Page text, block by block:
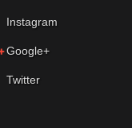
Instagram
Google+
Twitter